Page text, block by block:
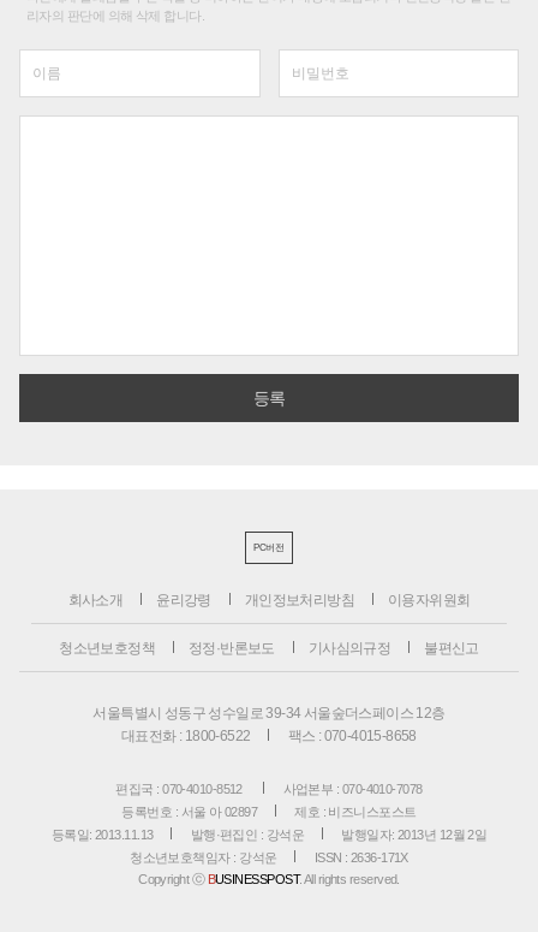
리자의 판단에 의해 삭제 합니다.
PC버전
회사소개 윤리강령 개인정보처리방침 이용자위원회
청소년보호정책 정정·반론보도 기사심의규정 불편신고
서울특별시 성동구 성수일로 39-34 서울숲더스페이스 12층
대표전화 : 1800-6522
팩스 : 070-4015-8658
편집국 : 070-4010-8512
사업본부 : 070-4010-7078
등록번호 : 서울 아 02897
제호 : 비즈니스포스트
등록일: 2013.11.13
발행·편집인 : 강석운
발행일자: 2013년 12월 2일
청소년보호책임자 : 강석운
ISSN : 2636-171X
Copyright ⓒ BUSINESSPOST. All rights reserved.